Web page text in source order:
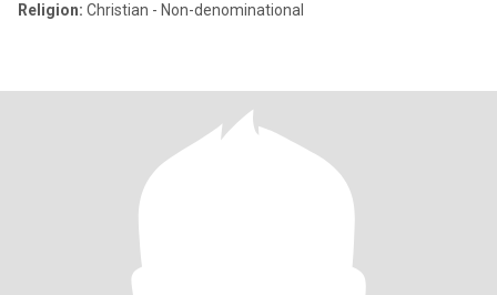
Religion: Christian - Non-denominational